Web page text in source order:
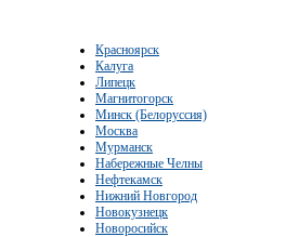
Красноярск
Калуга
Липецк
Магнитогорск
Минск (Белоруссия)
Москва
Мурманск
Набережные Челны
Нефтекамск
Нижний Новгород
Новокузнецк
Новоросийск